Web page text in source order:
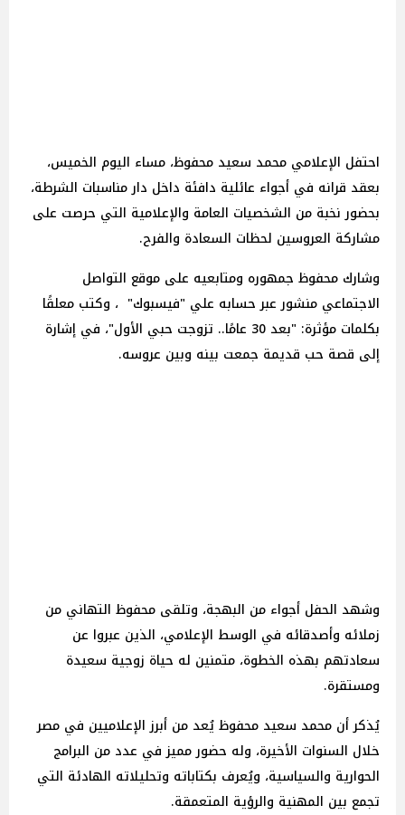
احتفل الإعلامي محمد سعيد محفوظ، مساء اليوم الخميس،
بعقد قرانه في أجواء عائلية دافئة داخل دار مناسبات الشرطة،
بحضور نخبة من الشخصيات العامة والإعلامية التي حرصت على
مشاركة العروسين لحظات السعادة والفرح.
وشارك محفوظ جمهوره ومتابعيه على موقع التواصل
الاجتماعي منشور عبر حسابه علي "فيسبوك" ، وكتب معلقًا
بكلمات مؤثرة: "بعد 30 عامًا.. تزوجت حبي الأول"، في إشارة
إلى قصة حب قديمة جمعت بينه وبين عروسه.
وشهد الحفل أجواء من البهجة، وتلقى محفوظ التهاني من
زملائه وأصدقائه في الوسط الإعلامي، الذين عبروا عن
سعادتهم بهذه الخطوة، متمنين له حياة زوجية سعيدة
ومستقرة.
يُذكر أن محمد سعيد محفوظ يُعد من أبرز الإعلاميين في مصر
خلال السنوات الأخيرة، وله حضور مميز في عدد من البرامج
الحوارية والسياسية، ويُعرف بكتاباته وتحليلاته الهادئة التي
تجمع بين المهنية والرؤية المتعمقة.